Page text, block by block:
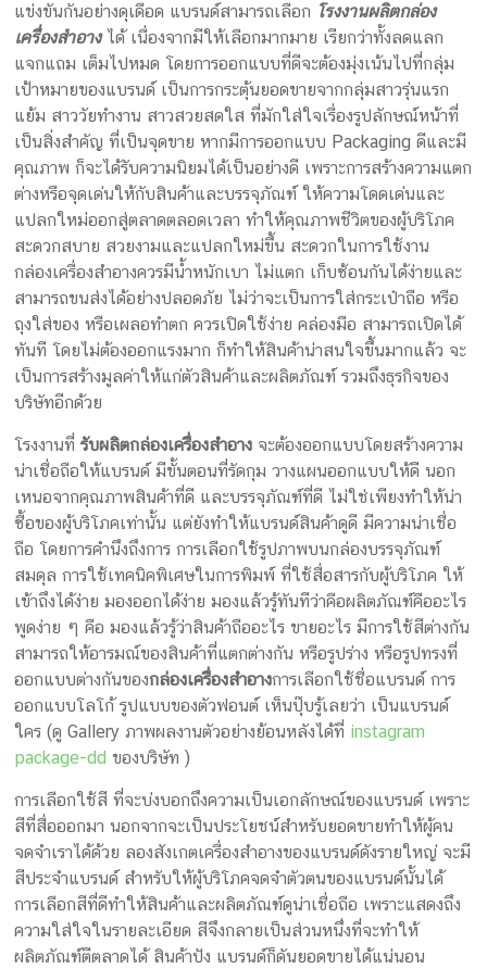
แข่งขันกันอย่างดุเดือด แบรนด์สามารถเลือก โรงงานผลิตกล่อง
เครื่องสำอาง ได้ เนื่องจากมีให้เลือกมากมาย เรียกว่าทั้งลดแลก
แจกแถม เต็มไปหมด โดยการออกแบบที่ดีจะต้องมุ่งเน้นไปที่กลุ่ม
เป้าหมายของแบรนด์ เป็นการกระตุ้นยอดขายจากกลุ่มสาวรุ่นแรก
แย้ม สาววัยทำงาน สาวสวยสดใส ที่มักใส่ใจเรื่องรูปลักษณ์หน้าที่
เป็นสิ่งสำคัญ ที่เป็นจุดขาย หากมีการออกแบบ Packaging ดีและมี
คุณภาพ ก็จะได้รับความนิยมได้เป็นอย่างดี เพราะการสร้างความแตก
ต่างหรือจุดเด่นให้กับสินค้าและบรรจุภัณฑ์ ให้ความโดดเด่นและ
แปลกใหม่ออกสู่ตลาดตลอดเวลา ทำให้คุณภาพชีวิตของผู้บริโภค
สะดวกสบาย สวยงามและแปลกใหม่ขึ้น สะดวกในการใช้งาน
กล่องเครื่องสำอางควรมีน้ำหนักเบา ไม่แตก เก็บซ้อนกันได้ง่ายและ
สามารถขนส่งได้อย่างปลอดภัย ไม่ว่าจะเป็นการใส่กระเป๋าถือ หรือ
ถุงใส่ของ หรือเผลอทำตก ควรเปิดใช้ง่าย คล่องมือ สามารถเปิดได้
ทันที โดยไม่ต้องออกแรงมาก ก็ทำให้สินค้าน่าสนใจขึ้นมากแล้ว จะ
เป็นการสร้างมูลค่าให้แก่ตัวสินค้าและผลิตภัณฑ์ รวมถึงธุรกิจของ
บริษัทอีกด้วย
โรงงานที่รับผลิตกล่องเครื่องสำอาง จะต้องออกแบบโดยสร้างความ
น่าเชื่อถือให้แบรนด์ มีขั้นตอนที่รัดกุม วางแผนออกแบบให้ดี นอก
เหนอจากคุณภาพสินค้าที่ดี และบรรจุภัณฑ์ที่ดี ไม่ใช่เพียงทำให้น่า
ซื้อของผู้บริโภคเท่านั้น แต่ยังทำให้แบรนด์สินค้าดูดี มีความน่าเชื่อ
ถือ โดยการคำนึงถึงการ การเลือกใช้รูปภาพบนกล่องบรรจุภัณฑ์
สมดุล การใช้เทคนิคพิเศษในการพิมพ์ ที่ใช้สื่อสารกับผู้บริโภค ให้
เข้าถึงได้ง่าย มองออกได้ง่าย มองแล้วรู้ทันทีว่าคือผลิตภัณฑ์คืออะไร
พูดง่าย ๆ คือ มองแล้วรู้ว่าสินค้าถืออะไร ขายอะไร มีการใช้สีต่างกัน
สามารถให้อารมณ์ของสินค้าที่แตกต่างกัน หรือรูปร่าง หรือรูปทรงที่
ออกแบบต่างกันของกล่องเครื่องสำอางการเลือกใช้ชื่อแบรนด์ การ
ออกแบบโลโก้ รูปแบบของตัวฟอนต์ เห็นปุ๊บรู้เลยว่า เป็นแบรนด์
ใคร (ดู Gallery ภาพผลงานตัวอย่างย้อนหลังได้ที่ instagram
package-dd ของบริษัท )
การเลือกใช้สี ที่จะบ่งบอกถึงความเป็นเอกลักษณ์ของแบรนด์ เพราะ
สีที่สื่อออกมา นอกจากจะเป็นประโยชน์สำหรับยอดขายทำให้ผู้คน
จดจำเราได้ด้วย ลองสังเกตเครื่องสำอางของแบรนด์ดังรายใหญ่ จะมี
สีประจำแบรนด์ สำหรับให้ผู้บริโภคจดจำตัวตนของแบรนด์นั้นได้
การเลือกสีที่ดีทำให้สินค้าและผลิตภัณฑ์ดูน่าเชื่อถือ เพราะแสดงถึง
ความใส่ใจในรายละเอียด สีจึงกลายเป็นส่วนหนึ่งที่จะทำให้
ผลิตภัณฑ์ตีตลาดได้ สินค้าปัง แบรนด์ก็ดันยอดขายได้แน่นอน